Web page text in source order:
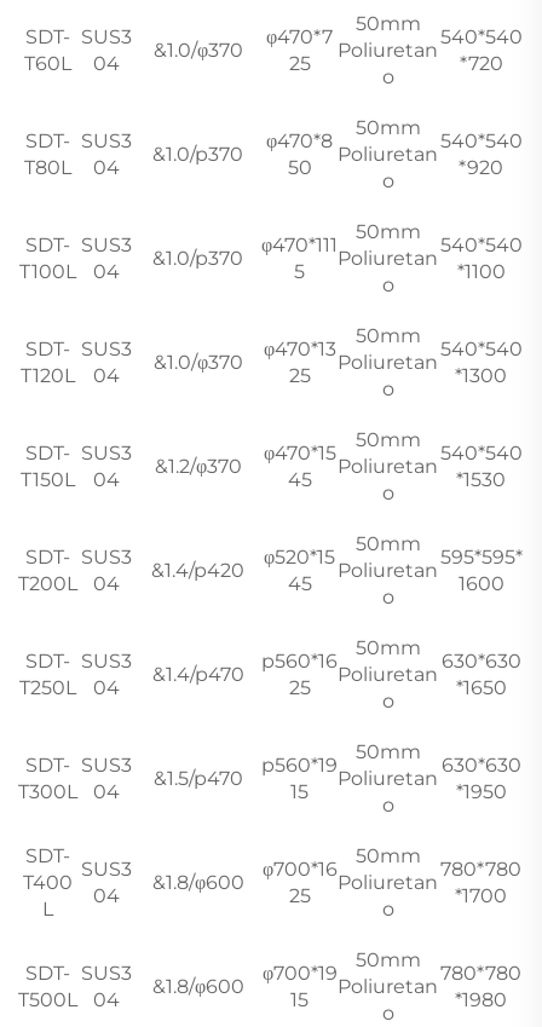
SDT-
T60L
SUS3
04
&1.0/φ370
φ470*7
25
50mm
Poliuretan
o
540*540
*720
SDT-
T80L
SUS3
04
&1.0/p370
φ470*8
50
50mm
Poliuretan
o
540*540
*920
SDT-
T100L
SUS3
04
&1.0/p370
φ470*111
5
50mm
Poliuretan
o
540*540
*1100
SDT-
T120L
SUS3
04
&1.0/φ370
φ470*13
25
50mm
Poliuretan
o
540*540
*1300
SDT-
T150L
SUS3
04
&1.2/φ370
φ470*15
45
50mm
Poliuretan
o
540*540
*1530
SDT-
T200L
SUS3
04
&1.4/p420
φ520*15
45
50mm
Poliuretan
o
595*595*
1600
SDT-
T250L
SUS3
04
&1.4/p470
p560*16
25
50mm
Poliuretan
o
630*630
*1650
SDT-
T300L
SUS3
04
&1.5/p470
p560*19
15
50mm
Poliuretan
o
630*630
*1950
SDT-
T400
L
SUS3
04
&1.8/φ600
φ700*16
25
50mm
Poliuretan
o
780*780
*1700
SDT-
T500L
SUS3
04
&1.8/φ600
φ700*19
15
50mm
Poliuretan
o
780*780
*1980